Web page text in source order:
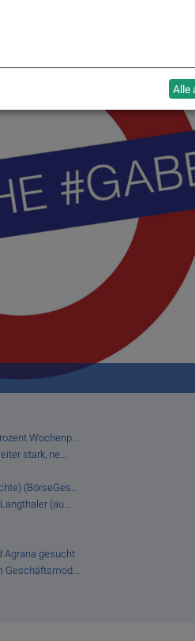
Wochenp...
stark, ne...
(BörseGes...
(au...
Agrana gesucht
Alle